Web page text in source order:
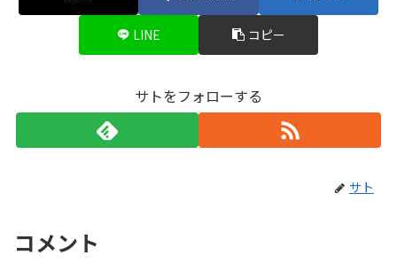
LINE コピー
サトをフォローする
サト
コメント